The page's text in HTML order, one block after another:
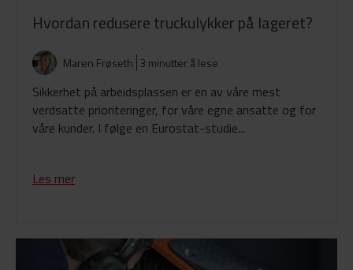
Hvordan redusere truckulykker på lageret?
Maren Frøseth 3 minutter å lese
Sikkerhet på arbeidsplassen er en av våre mest
verdsatte prioriteringer, for våre egne ansatte og for
våre kunder. I følge en Eurostat-studie...
Les mer